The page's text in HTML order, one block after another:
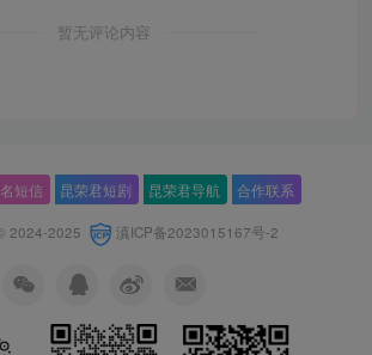
暂无评论内容
短信 昆荣君短剧 昆荣君导航 合作联系
2024-2025 滇ICP备2023015167号-2